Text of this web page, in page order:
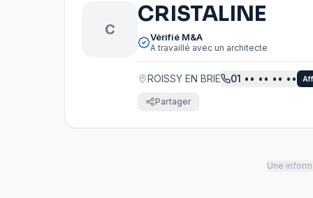
C
CRISTALINE
Vérifié M&A
A travaillé avec un architecte
ROISSY EN BRIE 01 •• •• •• ••
Partager
Une